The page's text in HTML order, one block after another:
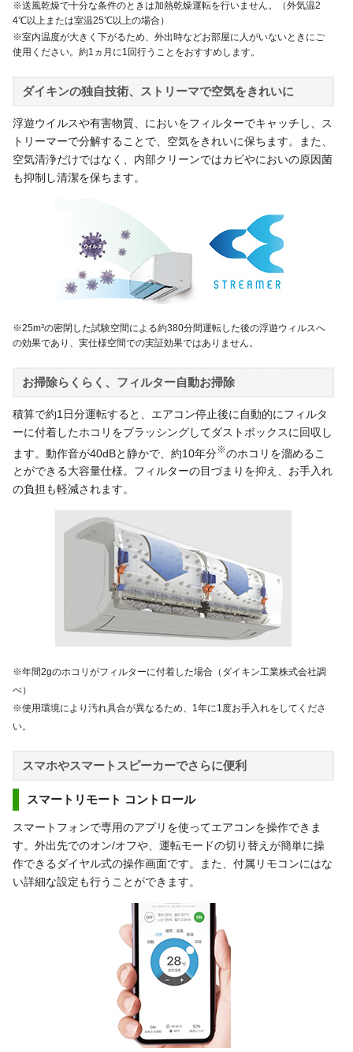
※送風乾燥で十分な条件のときは加熱乾燥運転を行いません。（外気温2
4℃以上または室温25℃以上の場合）
※室内温度が大きく下がるため、外出時などお部屋に人がいないときにご
使用ください。約1ヵ月に1回行うことをおすすめします。
ダイキンの独自技術、ストリーマで空気をきれいに
浮遊ウイルスや有害物質、においをフィルターでキャッチし、ス
トリーマーで分解することで、空気をきれいに保ちます。また、
空気清浄だけではなく、内部クリーンではカビやにおいの原因菌
も抑制し清潔を保ちます。
※25m³の密閉した試験空間による約380分間運転した後の浮遊ウィルスへ
の効果であり、実仕様空間での実証効果ではありません。
お掃除らくらく、フィルター自動お掃除
積算で約1日分運転すると、エアコン停止後に自動的にフィルタ
ーに付着したホコリをブラッシングしてダストボックスに回収し
ます。動作音が40dBと静かで、約10年分※のホコリを溜めるこ
とができる大容量仕様。フィルターの目づまりを抑え、お手入れ
の負担も軽減されます。
※年間2gのホコリがフィルターに付着した場合（ダイキン工業株式会社調
べ）
※使用環境により汚れ具合が異なるため、1年に1度お手入れをしてくださ
い。
スマホやスマートスピーカーでさらに便利
スマートリモート コントロール
スマートフォンで専用のアプリを使ってエアコンを操作できま
す。外出先でのオン/オフや、運転モードの切り替えが簡単に操
作できるダイヤル式の操作画面です。また、付属リモコンにはな
い詳細な設定も行うことができます。